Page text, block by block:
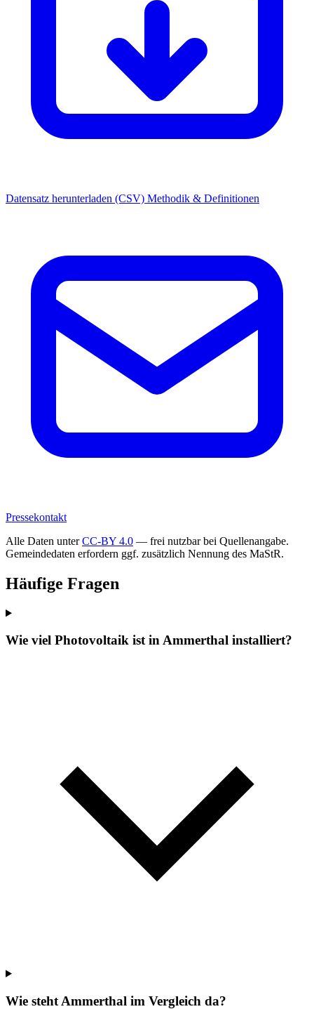
Datensatz herunterladen (CSV) Methodik & Definitionen
Pressekontakt
Alle Daten unterCC-BY 4.0 — frei nutzbar bei Quellenangabe.
Gemeindedaten erfordern ggf. zusätzlich Nennung des MaStR.
Häufige Fragen
Wie viel Photovoltaik ist in Ammerthal installiert?
Wie steht Ammerthal im Vergleich da?